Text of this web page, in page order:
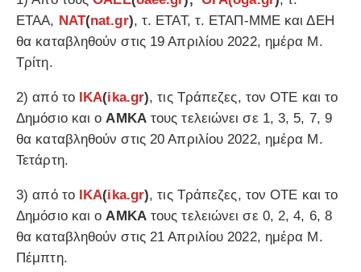
ΕΤΑΑ, ΝΑΤ(nat.gr), τ. ΕΤΑΤ, τ. ΕΤΑΠ-ΜΜΕ και ΔΕΗ
θα καταβληθούν στις 19 Απριλίου 2022, ημέρα Μ.
Τρίτη.
2) από το ΙΚΑ(ika.gr), τις Τράπεζες, τον ΟΤΕ και το
Δημόσιο και οΑΜΚΑτους τελειώνει σε 1, 3, 5, 7, 9
θα καταβληθούν στις 20 Απριλίου 2022, ημέρα Μ.
Τετάρτη.
3) από το ΙΚΑ(ika.gr), τις Τράπεζες, τον ΟΤΕ και το
Δημόσιο και οΑΜΚΑτους τελειώνει σε 0, 2, 4, 6, 8
θα καταβληθούν στις 21 Απριλίου 2022, ημέρα Μ.
Πέμπτη.